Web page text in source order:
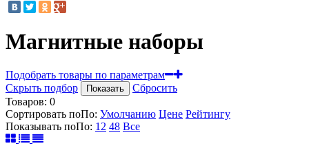
Магнитные наборы
Подобрать товары по параметрам
Скрыть подбор
Показать
Сбросить
Товаров: 0
Сортировать поПо: Умолчанию Цене Рейтингу
Показывать поПо: 12 48 Все